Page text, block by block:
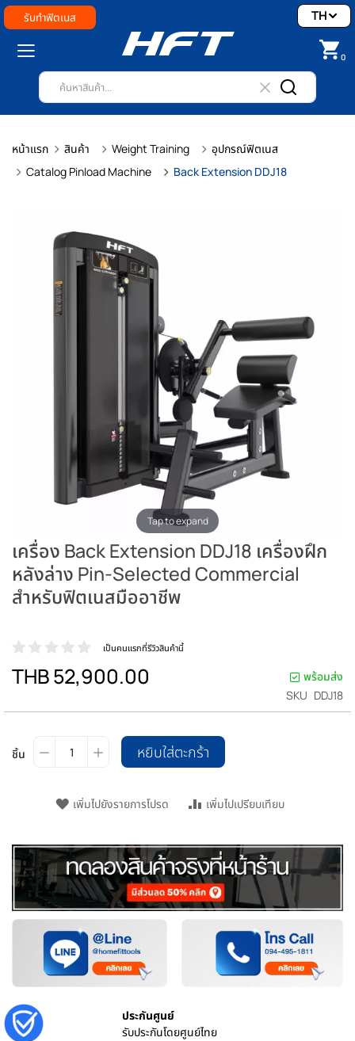
รับทำฟิตเนส
0
TH
หน้าแรก สินค้า Weight Training
อุปกรณ์ฟิตเนส
Catalog Pinload Machine
Back Extension DDJ18
Tap to expand
เครื่อง Back Extension DDJ18 เครื่องฝึก
หลังล่าง Pin-Selected Commercial
สำหรับฟิตเนสมืออาชีพ
เป็นคนแรกที่รีวิวสินค้านี้
THB 52,900.00
พร้อมส่ง
SKU DDJ18
ชิ้น หยิบใส่ตะกร้า
เพิ่มไปยังรายการโปรด เพิ่มไปเปรียบเทียบ
ประกันศูนย์
รับประกันโดยศูนย์ไทย